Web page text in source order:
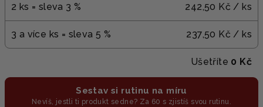
2 ks = sleva 3 % 242,50 Kč / ks
3 a více ks = sleva 5 % 237,50 Kč / ks
Ušetříte 0 Kč
Sestav si rutinu na míru
Nevíš, jestli ti produkt sedne? Za 60 s zjistíš svou rutinu.